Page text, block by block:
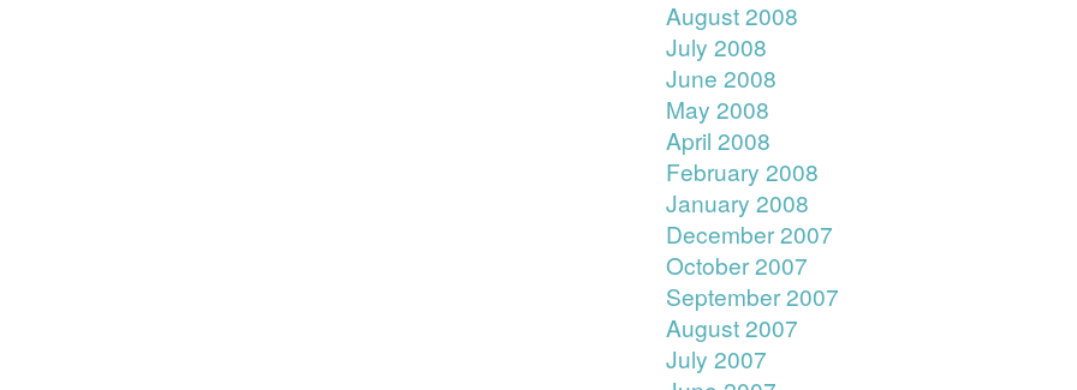
August 2008
July 2008
June 2008
May 2008
April 2008
February 2008
January 2008
December 2007
October 2007
September 2007
August 2007
July 2007